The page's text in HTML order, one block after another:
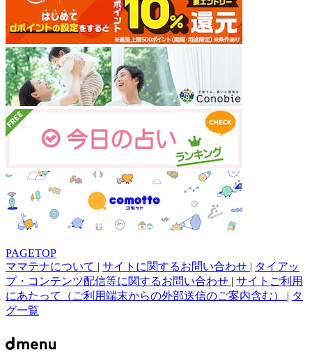
PAGETOP
ママテナについて
サイトに関するお問い合わせ
タイアッ
プ・コンテンツ配信等に関するお問い合わせ
サイトご利用
にあたって（ご利用端末からの外部送信のご案内含む）
タ
グ一覧